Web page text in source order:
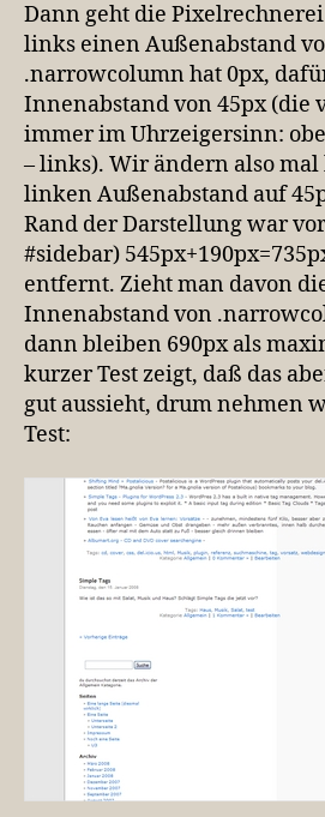
Dann geht die
links einen Außenabstand
.narrowcolumn hat 0px,
Innenabstand von 45px (die
immer im Uhrzeigersinn:
– links). Wir ändern also mal
linken Außenabstand auf
Rand der Darstellung war
#sidebar)
entfernt. Zieht man davon
Innenabstand von
dann bleiben 690px als
kurzer Test zeigt, daß das
gut aussieht, drum nehmen
Test: